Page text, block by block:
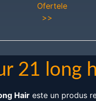
Ofertele
>>
21 long
Hair este un produs